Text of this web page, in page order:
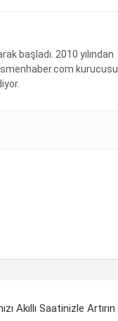
başladı. 2010 yılından
kurucusu
Akıllı Saatinizle Artırın